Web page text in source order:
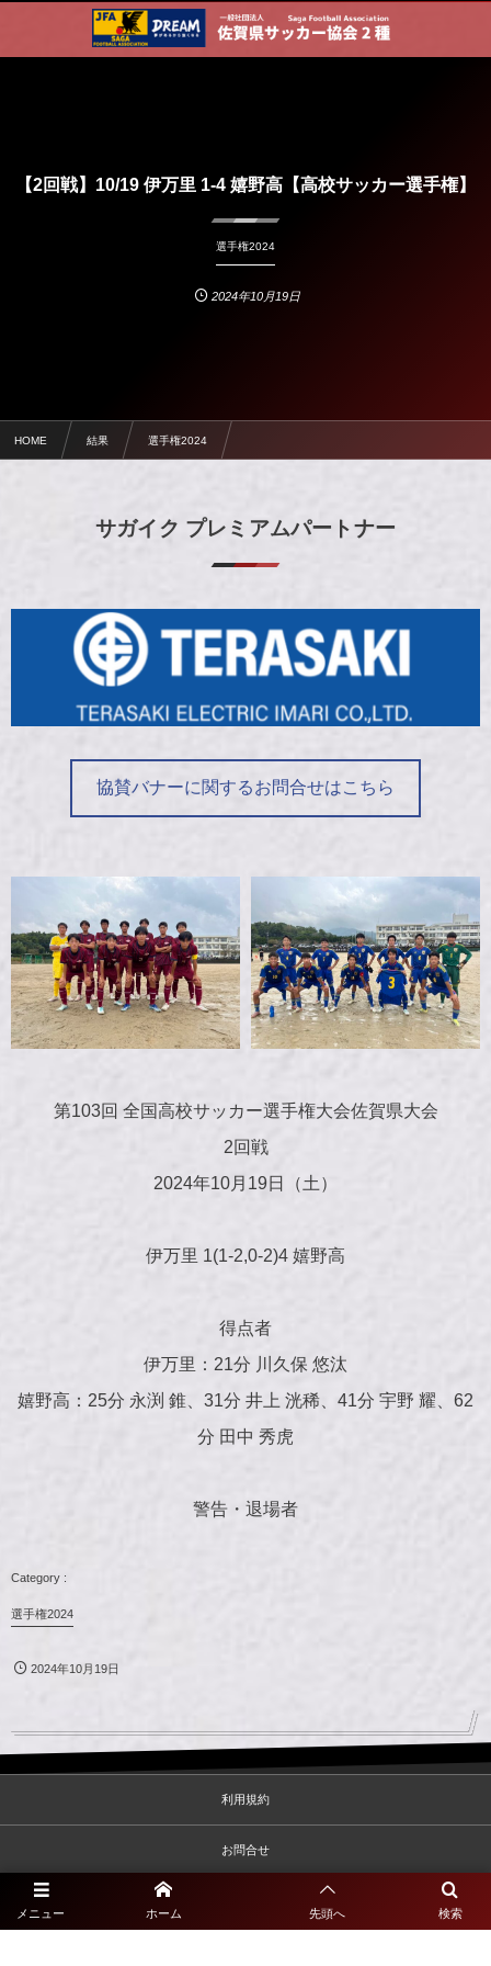
【2回戦】10/19 伊万里 1-4 嬉野高【高校サッカー選手権】
選手権2024
2024年10月19日
HOME 結果 選手権2024
サガイク プレミアムパートナー
協賛バナーに関するお問合せはこちら
第103回 全国高校サッカー選手権大会佐賀県大会
2回戦
2024年10月19日（土）
伊万里 1(1-2,0-2)4 嬉野高
得点者
伊万里：21分 川久保 悠汰
嬉野高：25分 永渕 錐、31分 井上 洸稀、41分 宇野 耀、62
分 田中 秀虎
警告・退場者
選手権2024
2024年10月19日
メニュー 検索
ホーム 先頭へ
利用規約
お問合せ